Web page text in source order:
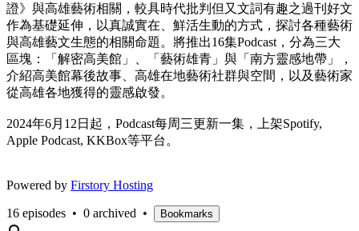
證》與高雄藝術相關，較具時代批判但又文詞有趣之過刊好文
作為基礎延伸，以真誠實在、鮮活生動的方式，探討各種藝術
與高雄藝文生態的相關命題。將推出16集Podcast，分為三大
區塊：「解密高美館」、「藝術雄青」與「南方靈感地帶」，
介紹高美館幕後故事、高雄在地藝術社群與空間，以及藝術家
從高雄各地獲得的靈感啟發。
2024年6月12日起，Podcast每周三更新一集，上架Spotify,
Apple Podcast, KKBox等平台。
Powered by Firstory Hosting
16 episodes • 0 archived • Bookmarks